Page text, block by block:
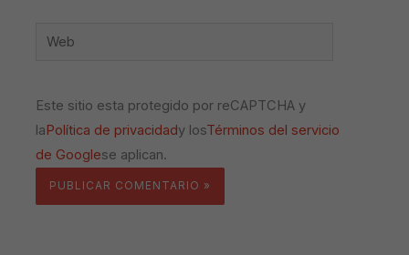
Web
Este sitio esta protegido por reCAPTCHA y
laPolítica de privacidady losTérminos del servicio
de Googlese aplican.